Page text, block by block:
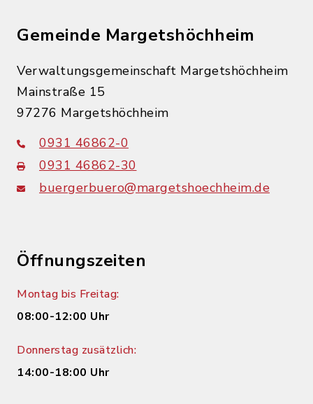
Gemeinde Margetshöchheim
Verwaltungsgemeinschaft Margetshöchheim
Mainstraße 15
97276 Margetshöchheim
0931 46862-0
0931 46862-30
buergerbuero@margetshoechheim.de
Öffnungszeiten
Montag bis Freitag:
08:00-12:00 Uhr
Donnerstag zusätzlich:
14:00-18:00 Uhr